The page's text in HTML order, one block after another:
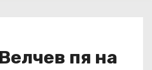
пя на